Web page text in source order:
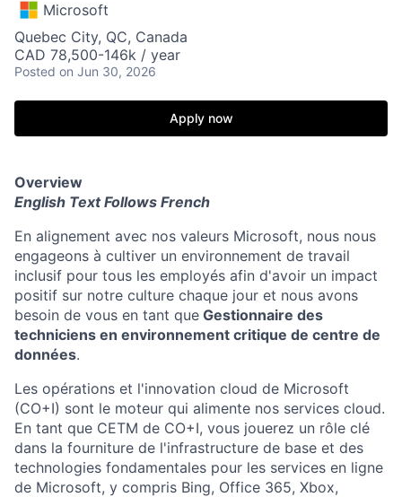
Microsoft
Quebec City, QC, Canada
CAD 78,500-146k / year
Posted on Jun 30, 2026
Apply now
Overview
English Text Follows French
En alignement avec nos valeurs Microsoft, nous nous
engageons à cultiver un environnement de travail
inclusif pour tous les employés afin d'avoir un impact
positif sur notre culture chaque jour et nous avons
besoin de vous en tant que Gestionnaire des
techniciens en environnement critique de centre de
données.
Les opérations et l'innovation cloud de Microsoft
(CO+I) sont le moteur qui alimente nos services cloud.
En tant que CETM de CO+I, vous jouerez un rôle clé
dans la fourniture de l'infrastructure de base et des
technologies fondamentales pour les services en ligne
de Microsoft, y compris Bing, Office 365, Xbox,